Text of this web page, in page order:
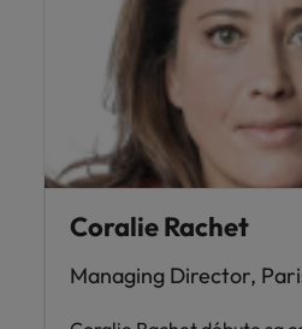
Coralie Rachet
Managing Director,